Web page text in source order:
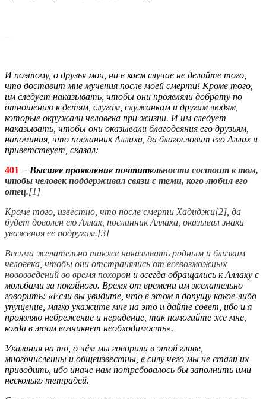
И поэтому, о друзья мои, ни в коем случае не делайте того,
что доставит мне мучения после моей смерти! Кроме того,
им следует наказывать, чтобы они проявляли доброту по
отношению к детям, слугам, служанкам и другим людям,
которые окружали человека при жизни. И им следует
наказывать, чтобы они оказывали благодеяния его друзьям,
напоминая, что посланник Аллаха, да благословит его Аллах и
приветствует, сказал:
401 − Высшее проявление почтительности состоит в том,
чтобы человек поддерживал связи с теми, кого любил его
отец.[1]
Кроме того, известно, что после смерти Хадиджи[2], да
будет доволен ею Аллах, посланник Аллаха, оказывал знаки
уважения её подругам.[3]
Весьма желательно также наказывать родным и близким
человека, чтобы они отстранялись от всевозможных
нововведений во время похорон и всегда обращались к Аллаху с
мольбами за покойного. Время от времени им желательно
говорить: «Если вы увидите, что в этом я допущу какое-либо
упущение, мягко укажите мне на это и дайте совет, ибо и я
проявляю небрежение и нерадение, так помогайте же мне,
когда в этом возникнет необходимость».
Указания на то, о чём мы говорили в этой главе,
многочисленны и общеизвестны, в силу чего мы не стали их
приводить, ибо иначе нам потребовалось бы заполнить ими
несколько тетрадей.